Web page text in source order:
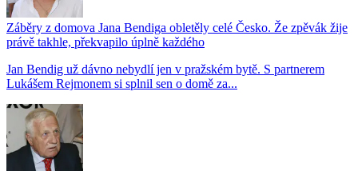
Záběry z domova Jana Bendiga obletěly celé Česko. Že zpěvák žije
právě takhle, překvapilo úplně každého
Jan Bendig už dávno nebydlí jen v pražském bytě. S partnerem
Lukášem Rejmonem si splnil sen o domě za...